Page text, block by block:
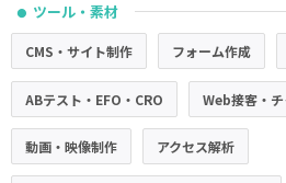
● ツール・素材
CMS・サイト制作 フォーム作成
ABテスト・EFO・CRO Web接客・
動画・映像制作 アクセス解析